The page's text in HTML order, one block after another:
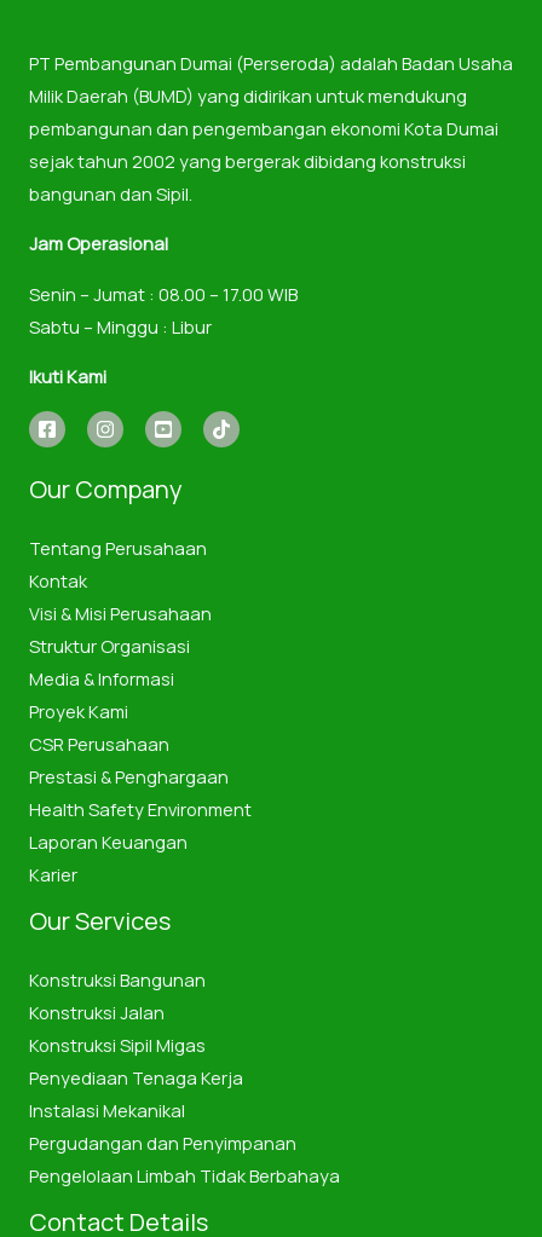
PT Pembangunan Dumai (Perseroda) adalah Badan Usaha
Milik Daerah (BUMD) yang didirikan untuk mendukung
pembangunan dan pengembangan ekonomi Kota Dumai
sejak tahun 2002 yang bergerak dibidang konstruksi
bangunan dan Sipil.
Jam Operasional
Senin – Jumat : 08.00 – 17.00 WIB
Sabtu – Minggu : Libur
Ikuti Kami
Our Company
Tentang Perusahaan
Kontak
Visi & Misi Perusahaan
Struktur Organisasi
Media & Informasi
Proyek Kami
CSR Perusahaan
Prestasi & Penghargaan
Health Safety Environment
Laporan Keuangan
Karier
Our Services
Konstruksi Bangunan
Konstruksi Jalan
Konstruksi Sipil Migas
Penyediaan Tenaga Kerja
Instalasi Mekanikal
Pergudangan dan Penyimpanan
Pengelolaan Limbah Tidak Berbahaya
Contact Details